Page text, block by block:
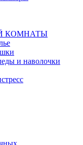
КОМНАТЫ
и наволочки